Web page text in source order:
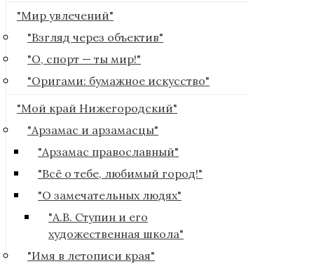
"Мир увлечений"
"Взгляд через объектив"
"О, спорт — ты мир!"
"Оригами: бумажное искусство"
"Мой край Нижегородский"
"Арзамас и арзамасцы"
"Арзамас православный"
"Всё о тебе, любимый город!"
"О замечательных людях"
"А.В. Ступин и его
художественная школа"
"Имя в летописи края"